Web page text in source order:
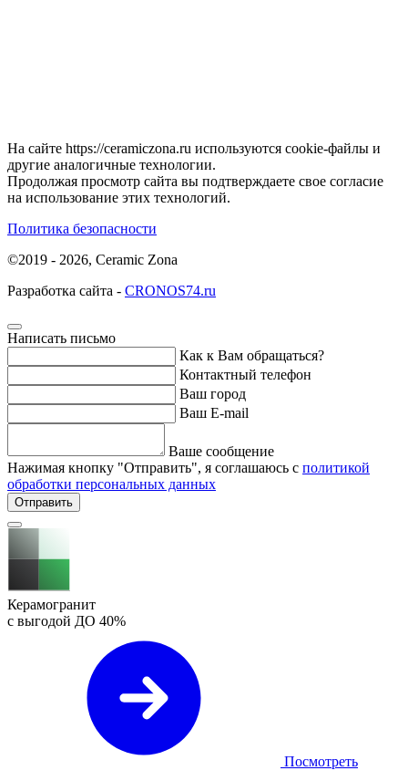
На сайте https://ceramiczona.ru используются coоkie-файлы и
другие аналогичные технологии.
Продолжая просмотр сайта вы подтверждаете свое согласие
на использование этих технологий.
Политика безопасности
©2019 - 2026, Ceramic Zona
Разработка сайта - CRONOS74.ru
Написать письмо
Как к Вам обращаться?
Контактный телефон
Ваш город
Ваш E-mail
Ваше сообщение
Нажимая кнопку "Отправить", я соглашаюсь с политикой
обработки персональных данных
Отправить
Керамогранит
с выгодой ДО 40%
Посмотреть